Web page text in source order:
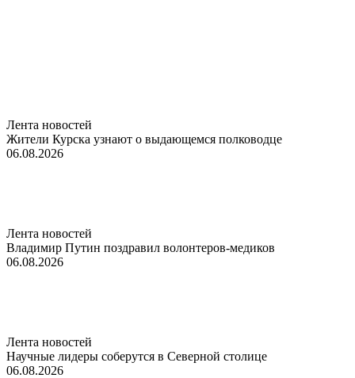
Лента новостей
Жители Курска узнают о выдающемся полководце
06.08.2026
Лента новостей
Владимир Путин поздравил волонтеров-медиков
06.08.2026
Лента новостей
Научные лидеры соберутся в Северной столице
06.08.2026